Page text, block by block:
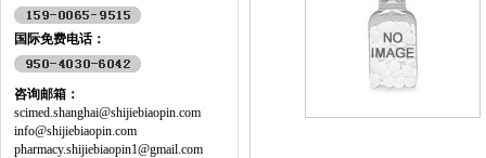
国际免费电话：
咨询邮箱：
scimed.shanghai@shijiebiaopin.com
info@shijiebiaopin.com
pharmacy.shijiebiaopin1@gmail.com